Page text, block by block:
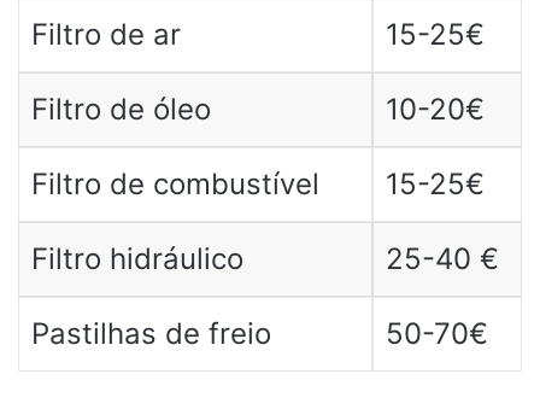
Filtro de ar 15-25€
Filtro de óleo 10-20€
Filtro de combustível 15-25€
Filtro hidráulico 25-40 €
Pastilhas de freio 50-70€